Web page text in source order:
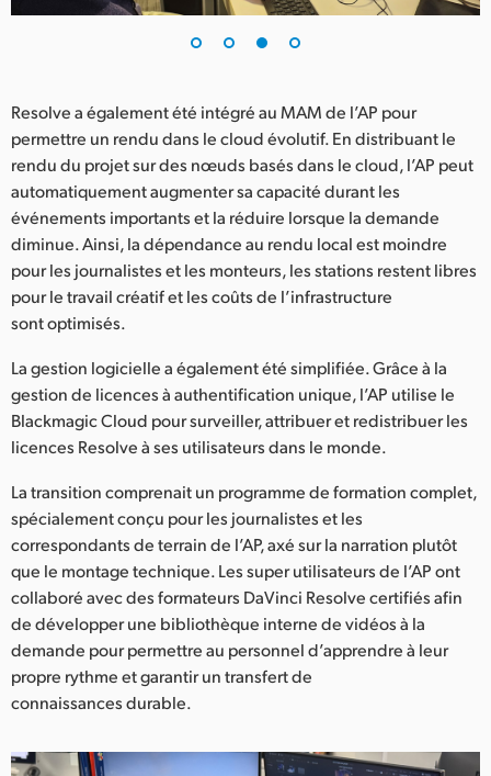
Resolve a également été intégré au MAM de l’AP pour
permettre un rendu dans le cloud évolutif. En distribuant le
rendu du projet sur des nœuds basés dans le cloud, l’AP peut
automatiquement augmenter sa capacité durant les
événements importants et la réduire lorsque la demande
diminue. Ainsi, la dépendance au rendu local est moindre
pour les journalistes et les monteurs, les stations restent libres
pour le travail créatif et les coûts de l’infrastructure
sont optimisés.
La gestion logicielle a également été simplifiée. Grâce à la
gestion de licences à authentification unique, l’AP utilise le
Blackmagic Cloud pour surveiller, attribuer et redistribuer les
licences Resolve à ses utilisateurs dans le monde.
La transition comprenait un programme de formation complet,
spécialement conçu pour les journalistes et les
correspondants de terrain de l’AP, axé sur la narration plutôt
que le montage technique. Les super utilisateurs de l’AP ont
collaboré avec des formateurs DaVinci Resolve certifiés afin
de développer une bibliothèque interne de vidéos à la
demande pour permettre au personnel d’apprendre à leur
propre rythme et garantir un transfert de
connaissances durable.